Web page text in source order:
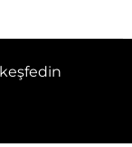
keşfedin